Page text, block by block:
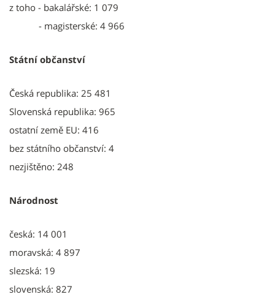
z toho - bakalářské: 1 079
- magisterské: 4 966
Státní občanství
Česká republika: 25 481
Slovenská republika: 965
ostatní země EU: 416
bez státního občanství: 4
nezjištěno: 248
Národnost
česká: 14 001
moravská: 4 897
slezská: 19
slovenská: 827